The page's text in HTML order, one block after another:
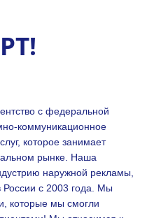
с федеральной
коммуникационное
которое занимает
рынке. Наша
наружной рекламы,
с 2003 года. Мы
которые мы смогли